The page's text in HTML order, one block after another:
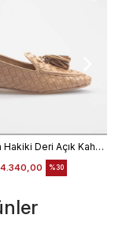
Rouge Kadın Hakiki Deri Açık Kahverengi Klasik Ayakkabı
%30